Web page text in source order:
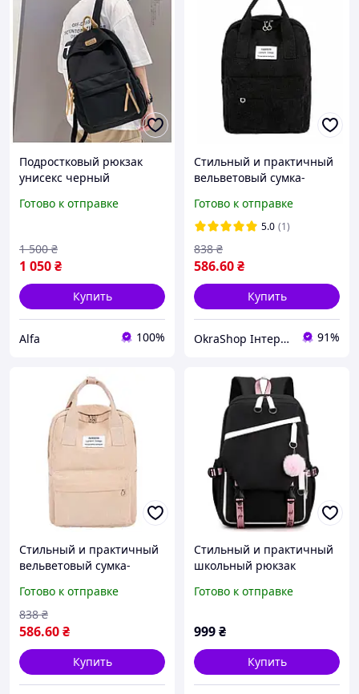
Подростковый рюкзак
унисекс черный
практичный аксессуар на
Готово к отправке
1 050₴
1 500 ₴
Купить
Аlfa 100%
Стильный и практичный
вельветовый сумка-
Черный
Готово к отправке
5.0 (1)
586.60₴
838 ₴
Купить
OkraShop Інтернет-магазин з великим асортиментом товару 91%
Стильный и практичный
вельветовый сумка-
Бежевый
Готово к отправке
586.60₴
838 ₴
Купить
Стильный и практичный
школьный рюкзак
Готово к отправке
999₴
Купить